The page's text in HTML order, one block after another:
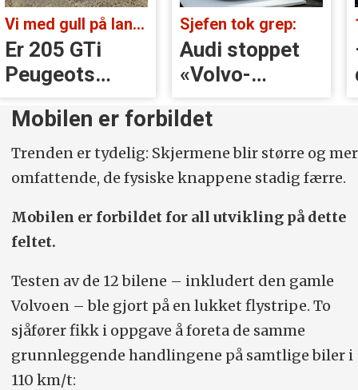
Vi med gull på landsbygda:
Er 205 GTi
Peugeots
beste
øyeblikk?
Sjefen tok grep:
Audi stoppet
«Volvo-
håndtak» rett
før lansering
Mobilen er forbildet
Trenden er tydelig: Skjermene blir større og mer
omfattende, de fysiske knappene stadig færre.
Mobilen er forbildet for all utvikling på dette
feltet.
Testen av de 12 bilene – inkludert den gamle
Volvoen – ble gjort på en lukket flystripe. To
sjåfører fikk i oppgave å foreta de samme
grunnleggende handlingene på samtlige biler i
110 km/t: